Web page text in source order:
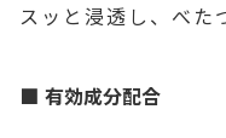
スッと浸透し、べた
有効成分配合